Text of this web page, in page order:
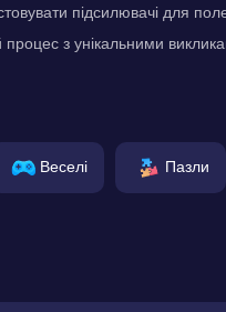
підсилювачі для
з унікальними
Веселі Пазли